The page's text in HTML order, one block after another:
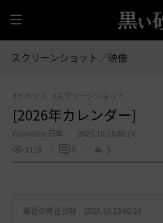
全
体
スクリーンショット／映像
#イベント #スクリーンショット
[2026年カレンダー]
Grandies-日本
2025.10.13 00:24
1118
0 3
最近の修正日時 : 2025.10.13 00:24